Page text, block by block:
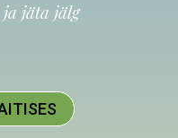
ja jäta jälg